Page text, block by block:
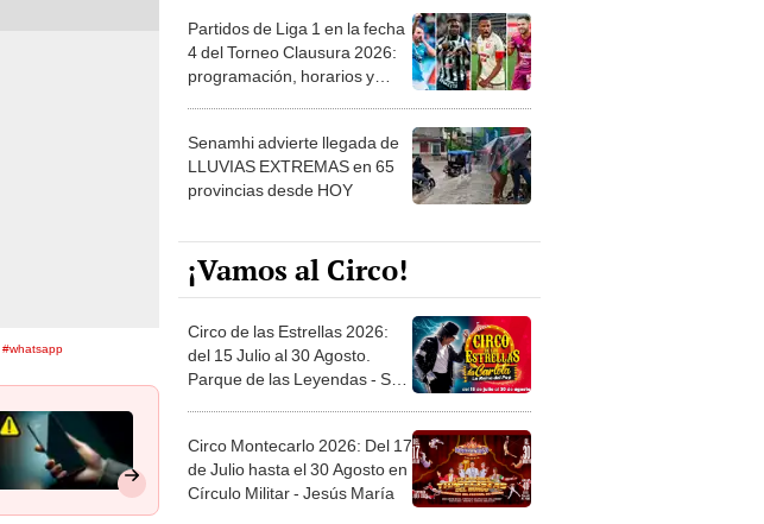
#whatsapp
Partidos de Liga 1 en la fecha
4 del Torneo Clausura 2026:
programación, horarios y
Senamhi advierte llegada de
LLUVIAS EXTREMAS en 65
provincias desde HOY
¡Vamos al Circo!
Circo de las Estrellas 2026:
del 15 Julio al 30 Agosto.
Parque de las Leyendas - San
Circo Montecarlo 2026: Del 17
de Julio hasta el 30 Agosto en
Círculo Militar - Jesús María